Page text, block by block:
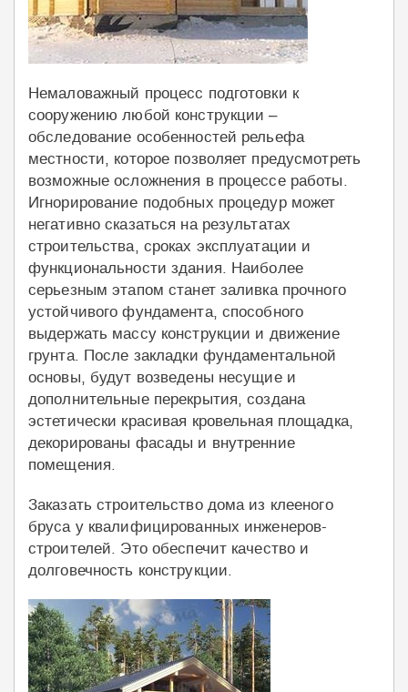
Немаловажный процесс подготовки к
сооружению любой конструкции –
обследование особенностей рельефа
местности, которое позволяет предусмотреть
возможные осложнения в процессе работы.
Игнорирование подобных процедур может
негативно сказаться на результатах
строительства, сроках эксплуатации и
функциональности здания. Наиболее
серьезным этапом станет заливка прочного
устойчивого фундамента, способного
выдержать массу конструкции и движение
грунта. После закладки фундаментальной
основы, будут возведены несущие и
дополнительные перекрытия, создана
эстетически красивая кровельная площадка,
декорированы фасады и внутренние
помещения.
Заказать строительство дома из клееного
бруса у квалифицированных инженеров-
строителей. Это обеспечит качество и
долговечность конструкции.